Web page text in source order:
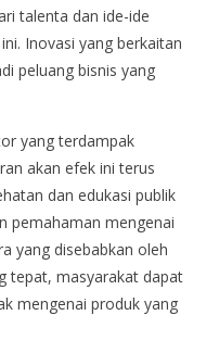
talenta dan ide-ide
Inovasi yang berkaitan
peluang bisnis yang
yang terdampak
akan efek ini terus
dan edukasi publik
pemahaman mengenai
yang disebabkan oleh
tepat, masyarakat dapat
mengenai produk yang